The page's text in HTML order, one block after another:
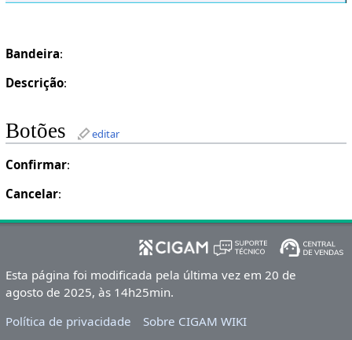
Bandeira:
Descrição:
Botões editar
Confirmar:
Cancelar:
Esta página foi modificada pela última vez em 20 de
agosto de 2025, às 14h25min.
Política de privacidade
Sobre CIGAM WIKI